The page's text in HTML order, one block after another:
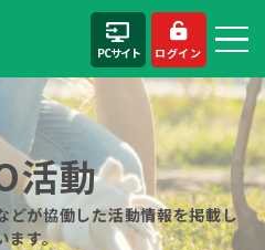
PCサイト ログイン
活動
どが協働した活動情報を掲載し
ます。